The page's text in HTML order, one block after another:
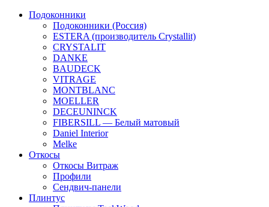
Подоконники
Подоконники (Россия)
ESTERA (производитель Crystallit)
CRYSTALIT
DANKE
BAUDECK
VITRAGE
MONTBLANC
MOELLER
DECEUNINCK
FIBERSILL — Белый матовый
Daniel Interior
Melke
Откосы
Откосы Витраж
Профили
Сендвич-панели
Плинтус